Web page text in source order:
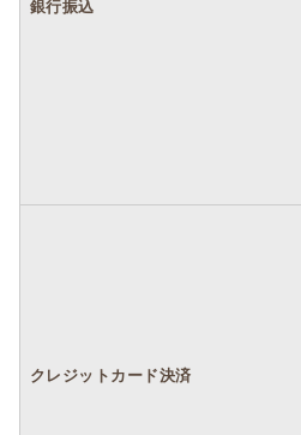
銀行振込
クレジットカード決済